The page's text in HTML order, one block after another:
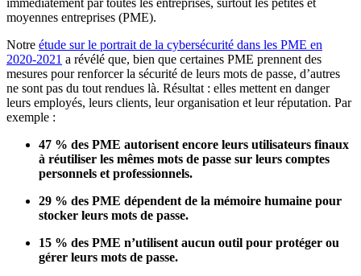
immédiatement par toutes les entreprises, surtout les petites et
moyennes entreprises (PME).
Notre étude sur le portrait de la cybersécurité dans les PME en
2020-2021 a révélé que, bien que certaines PME prennent des
mesures pour renforcer la sécurité de leurs mots de passe, d’autres
ne sont pas du tout rendues là. Résultat : elles mettent en danger
leurs employés, leurs clients, leur organisation et leur réputation. Par
exemple :
47 % des PME autorisent encore leurs utilisateurs finaux
à réutiliser les mêmes mots de passe sur leurs comptes
personnels et professionnels.
29 % des PME dépendent de la mémoire humaine pour
stocker leurs mots de passe.
15 % des PME n’utilisent aucun outil pour protéger ou
gérer leurs mots de passe.